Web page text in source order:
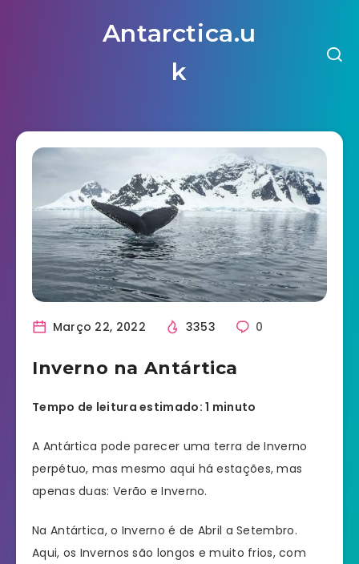
Antarctica.u
k
Março 22, 2022 3353 0
Inverno na Antártica
Tempo de leitura estimado: 1 minuto
A Antártica pode parecer uma terra de Inverno
perpétuo, mas mesmo aqui há estações, mas
apenas duas: Verão e Inverno.
Na Antártica, o Inverno é de Abril a Setembro.
Aqui, os Invernos são longos e muito frios, com